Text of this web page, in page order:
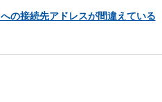
の接続先アドレスが間違えている